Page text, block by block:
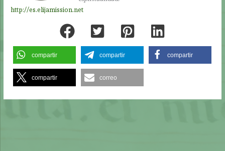
http://es.elijamission.net
compartir compartir compartir
compartir correo